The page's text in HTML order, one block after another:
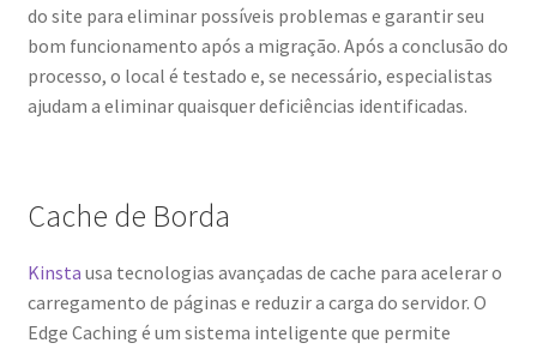
do site para eliminar possíveis problemas e garantir seu
bom funcionamento após a migração. Após a conclusão do
processo, o local é testado e, se necessário, especialistas
ajudam a eliminar quaisquer deficiências identificadas.
Cache de Borda
Kinsta usa tecnologias avançadas de cache para acelerar o
carregamento de páginas e reduzir a carga do servidor. O
Edge Caching é um sistema inteligente que permite